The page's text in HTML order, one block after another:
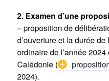
2. Examen d’une
– proposition de
d’ouverture et la durée
ordinaire de l’année
Calédonie (
2024).